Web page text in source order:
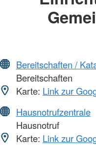
Bereitschaften /
Bereitschaften
Karte: Link zur
Hausnotrufzentrale
Hausnotruf
Karte: Link zur